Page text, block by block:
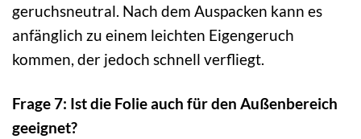
geruchsneutral. Nach dem Auspacken kann es
anfänglich zu einem leichten Eigengeruch
kommen, der jedoch schnell verfliegt.
Frage 7: Ist die Folie auch für den Außenbereich
geeignet?